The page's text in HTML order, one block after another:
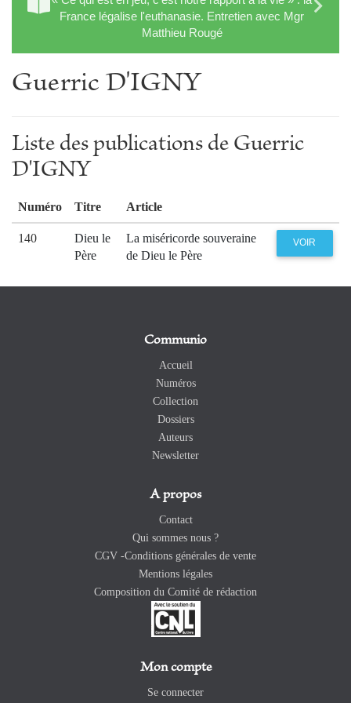
France légalise l'euthanasie. Entretien avec Mgr
Matthieu Rougé
Guerric D'IGNY
Liste des publications de Guerric
D'IGNY
Numéro Titre Article
140
Dieu le
Père
La miséricorde souveraine
de Dieu le Père
VOIR
Communio
Accueil
Numéros
Collection
Dossiers
Auteurs
Newsletter
A propos
Contact
Qui sommes nous ?
CGV -Conditions générales de vente
Mentions légales
Composition du Comité de rédaction
Mon compte
Se connecter